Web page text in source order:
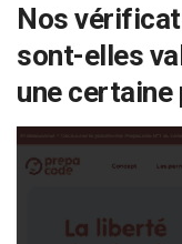
Nos
sont-elles
une certaine